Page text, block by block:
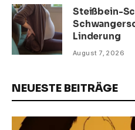
Steißbein-
Linderung
August 7, 2026
NEUESTE BEITRÄGE